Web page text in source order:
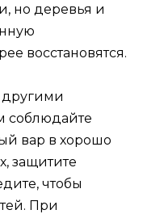
но деревья и
восстановятся.
соблюдайте
вар в хорошо
защитите
чтобы
При